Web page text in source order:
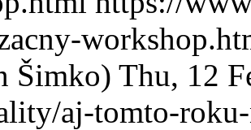
Šimko) Thu, 12
aj-tomto-